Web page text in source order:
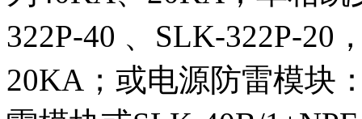
322P-40 、SLK-322P-20
20KA；或电源防雷模块